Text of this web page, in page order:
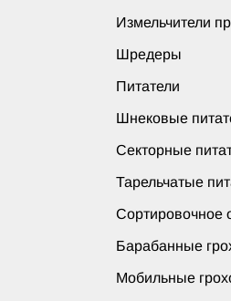
Измельчители
Шредеры
Питатели
Шнековые
Секторные
Тарельчатые
Сортировочное
Барабанные
Мобильные